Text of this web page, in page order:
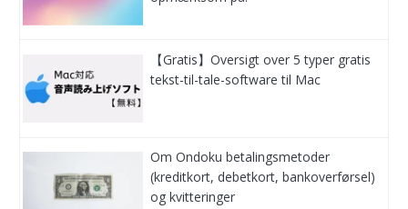
【Gratis】Oversigt over 5 typer gratis
tekst-til-tale-software til Mac
Om Ondoku betalingsmetoder
(kreditkort, debetkort, bankoverførsel)
og kvitteringer